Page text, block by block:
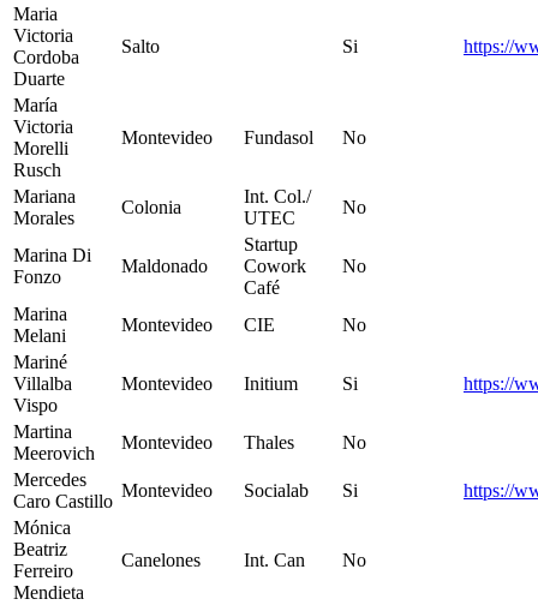
Maria
Victoria
Cordoba
Duarte
Salto Si https://
María
Victoria
Morelli
Rusch
Montevideo Fundasol No
Mariana
Morales
Colonia
Int. Col./
UTEC
No
Marina Di
Fonzo
Maldonado
Startup
Cowork
Café
No
Marina
Melani
Montevideo CIE
No
Mariné
Villalba
Vispo
Montevideo Initium Si https://
Martina
Meerovich
Montevideo Thales
No
Mercedes
Caro Castillo
Montevideo Socialab Si
https://
Mónica
Beatriz
Ferreiro
Mendieta
Canelones Int. Can No